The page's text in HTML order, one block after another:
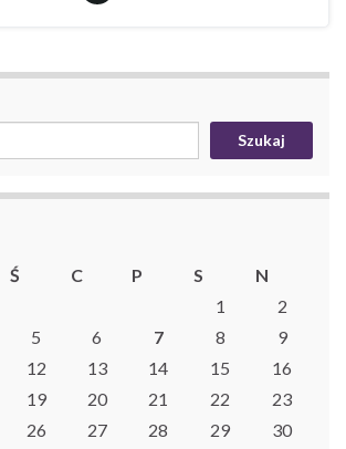
Szukaj
Ś C P S
N
1
2
5 6 7 8
9
12 13 14 15
16
19 20 21 22
23
26 27 28 29
30